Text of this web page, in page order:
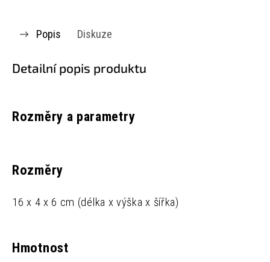
Popis Diskuze
Detailní popis produktu
Rozměry a parametry
Rozměry
16 x 4 x 6 cm (délka x výška x šířka)
Hmotnost